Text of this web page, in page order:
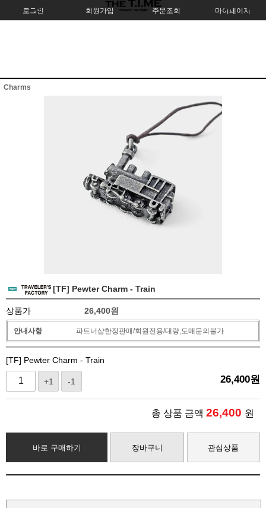
로그인 회원가입 주문조회 마이페이지
Charms
[TF] Pewter Charm - Train
상품가 26,400원
안내사항 파트너샵한정판매/회원전용/대량,도매문의불가
[TF] Pewter Charm - Train
+1 -1 26,400원
총 상품 금액 26,400 원
바로 구매하기 장바구니 관심상품